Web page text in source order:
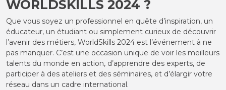
WORLDSKILLS 2024 ?
Que vous soyez un professionnel en quête d’inspiration, un
éducateur, un étudiant ou simplement curieux de découvrir
l’avenir des métiers, WorldSkills 2024 est l’événement à ne
pas manquer. C’est une occasion unique de voir les meilleurs
talents du monde en action, d’apprendre des experts, de
participer à des ateliers et des séminaires, et d’élargir votre
réseau dans un cadre international.